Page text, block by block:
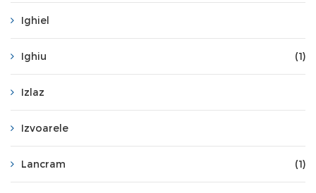
Ighiel
Ighiu (1)
Izlaz
Izvoarele
Lancram (1)